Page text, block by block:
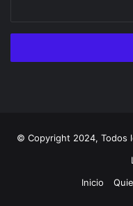
© Copyright 2024, Todos
Inicio